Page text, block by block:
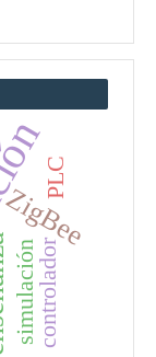
ZigBee
PLC
simulacióncontrolador